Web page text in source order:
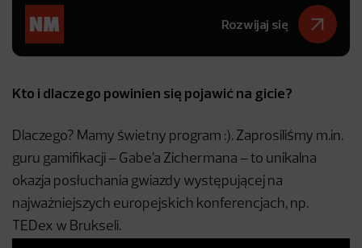
Rozwijaj się
Kto i dlaczego powinien się pojawić na gicie?
Dlaczego? Mamy świetny program :). Zaprosiliśmy m.in.
guru gamifikacji – Gabe’a Zichermana – to unikalna
okazja posłuchania gwiazdy występującej na
najważniejszych europejskich konferencjach, np.
TEDex w Brukseli.